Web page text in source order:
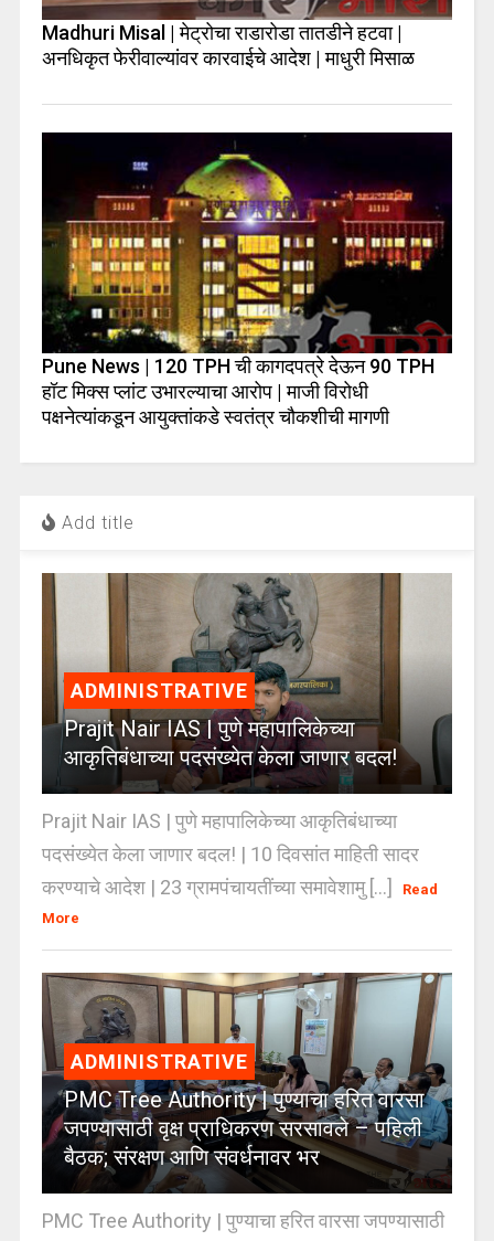
Madhuri Misal | मेट्रोचा राडारोडा तातडीने हटवा |
अनधिकृत फेरीवाल्यांवर कारवाईचे आदेश | माधुरी मिसाळ
Pune News | 120 TPH ची कागदपत्रे देऊन 90 TPH
हॉट मिक्स प्लांट उभारल्याचा आरोप | माजी विरोधी
पक्षनेत्यांकडून आयुक्तांकडे स्वतंत्र चौकशीची मागणी
Add title
ADMINISTRATIVE
Prajit Nair IAS | पुणे महापालिकेच्या
आकृतिबंधाच्या पदसंख्येत केला जाणार बदल!
Prajit Nair IAS | पुणे महापालिकेच्या आकृतिबंधाच्या
पदसंख्येत केला जाणार बदल! | 10 दिवसांत माहिती सादर
करण्याचे आदेश | 23 ग्रामपंचायतींच्या समावेशामु [...]
Read
More
ADMINISTRATIVE
PMC Tree Authority | पुण्याचा हरित वारसा
जपण्यासाठी वृक्ष प्राधिकरण सरसावले – पहिली
बैठक; संरक्षण आणि संवर्धनावर भर
PMC Tree Authority | पुण्याचा हरित वारसा जपण्यासाठी